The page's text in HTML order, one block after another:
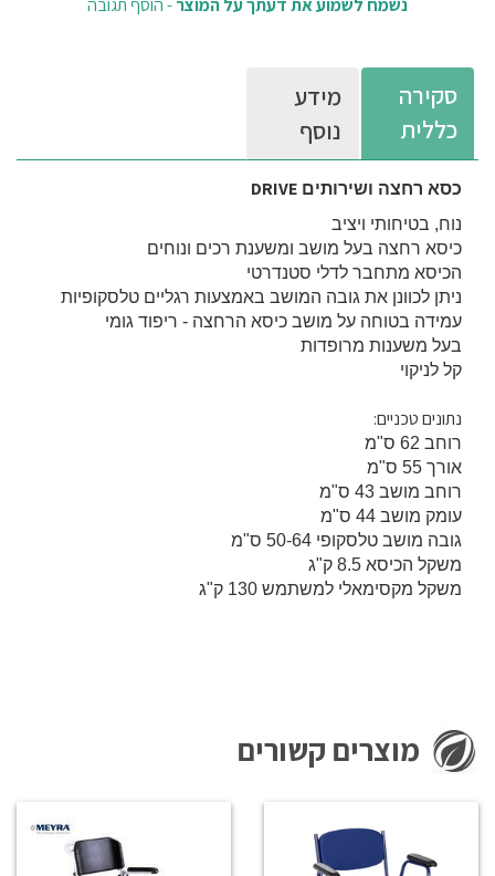
נשמח לשמוע את דעתך על המוצר-הוסף תגובה
סקירה
כללית
מידע
נוסף
כסא רחצה ושירותים DRIVE
נוח, בטיחותי ויציב
כיסא רחצה בעל מושב ומשענת רכים ונוחים
הכיסא מתחבר לדלי סטנדרטי
ניתן לכוונן את גובה המושב באמצעות רגליים טלסקופיות
עמידה בטוחה על מושב כיסא הרחצה - ריפוד גומי
בעל משענות מרופדות
קל לניקוי
נתונים טכניים:
רוחב 62 ס"מ
אורך 55 ס"מ
רוחב מושב 43 ס"מ
עומק מושב 44 ס"מ
גובה מושב טלסקופי 50-64 ס"מ
משקל הכיסא 8.5 ק"ג
משקל מקסימאלי למשתמש 130 ק"ג
מוצרים קשורים